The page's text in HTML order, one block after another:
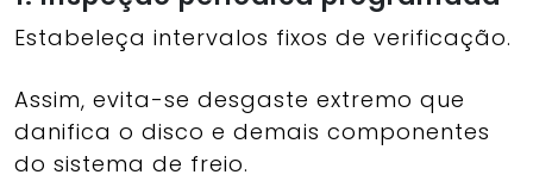
Estabeleça intervalos fixos de verificação.
Assim, evita-se desgaste extremo que
danifica o disco e demais componentes
do sistema de freio.